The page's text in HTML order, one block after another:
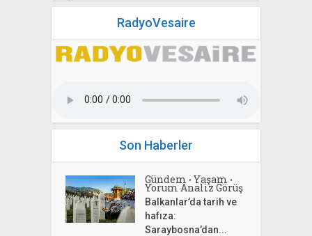
RadyoVesaire
Son Haberler
Gündem • Yaşam •
Yorum Analiz Görüş
Balkanlar’da tarih ve
hafıza:
Saraybosna’dan...